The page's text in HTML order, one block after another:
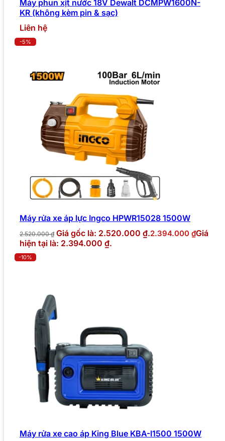
Máy phun xịt nước 18V Dewalt DCMPW1600N-
KR (không kèm pin & sạc)
Liên hệ
-5%
Máy rửa xe áp lực Ingco HPWR15028 1500W
2.520.000₫ Giá gốc là: 2.520.000 ₫.2.394.000 ₫Giá
hiện tại là: 2.394.000 ₫.
-10%
Máy rửa xe cao áp King Blue KBA-I1500 1500W